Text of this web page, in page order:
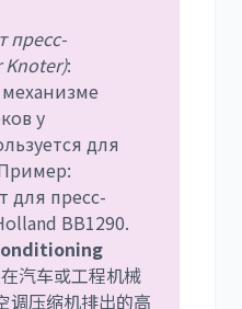
пресс-
:
механизме
у
для
для пресс-
BB1290.
汽车或工程机械
调压缩机排出的高